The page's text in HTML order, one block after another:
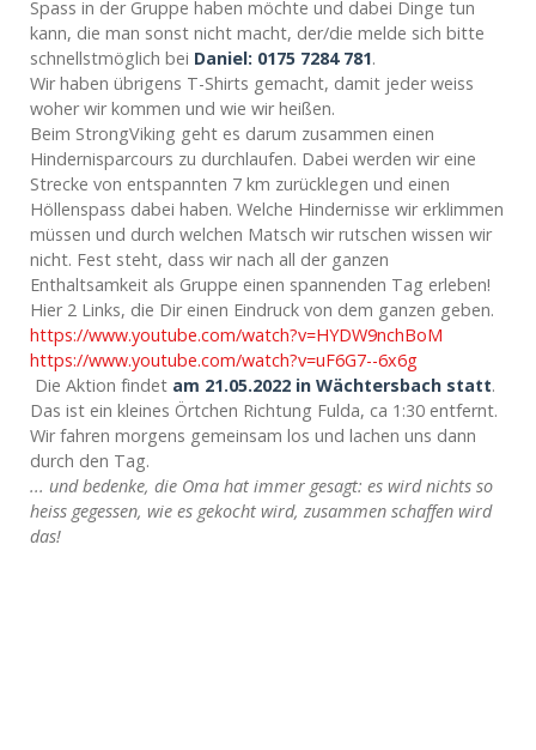
Spass in der Gruppe haben möchte und dabei Dinge tun
kann, die man sonst nicht macht, der/die melde sich bitte
schnellstmöglich bei Daniel: 0175 7284 781.
Wir haben übrigens T-Shirts gemacht, damit jeder weiss
woher wir kommen und wie wir heißen.
Beim StrongViking geht es darum zusammen einen
Hindernisparcours zu durchlaufen. Dabei werden wir eine
Strecke von entspannten 7 km zurücklegen und einen
Höllenspass dabei haben. Welche Hindernisse wir erklimmen
müssen und durch welchen Matsch wir rutschen wissen wir
nicht. Fest steht, dass wir nach all der ganzen
Enthaltsamkeit als Gruppe einen spannenden Tag erleben!
Hier 2 Links, die Dir einen Eindruck von dem ganzen geben.
https://www.youtube.com/watch?v=HYDW9nchBoM
https://www.youtube.com/watch?v=uF6G7--6x6g
Die Aktion findet am 21.05.2022 in Wächtersbach statt.
Das ist ein kleines Örtchen Richtung Fulda, ca 1:30 entfernt.
Wir fahren morgens gemeinsam los und lachen uns dann
durch den Tag.
... und bedenke, die Oma hat immer gesagt: es wird nichts so
heiss gegessen, wie es gekocht wird, zusammen schaffen wird
das!